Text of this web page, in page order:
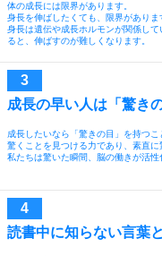
体の成長には限界があります。
身長を伸ばしたくても、限界がありま
身長は遺伝や成長ホルモンが関係し
ると、伸ばすのが難しくなります。
成長の早い人は「驚き
成長したいなら「驚きの目」を持つこ
驚くことを見つける力であり、素直に
私たちは驚いた瞬間、脳の働きが活性
読書中に知らない言葉